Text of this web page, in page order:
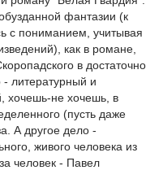
фантазии (к
с пониманием, учитывая
как в романе,
в достаточно
литературный и
хочешь-не хочешь, в
(пусть даже
А другое дело -
живого человека из
человек - Павел